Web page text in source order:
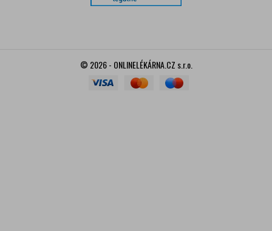
© 2026 - ONLINELÉKÁRNA.CZ s.r.o.